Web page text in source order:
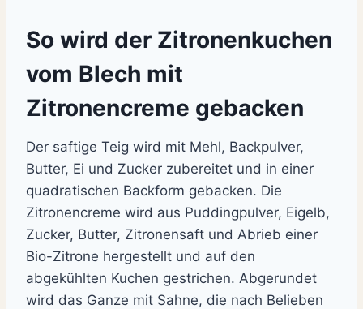
So wird der Zitronenkuchen
vom Blech mit
Zitronencreme gebacken
Der saftige Teig wird mit Mehl, Backpulver,
Butter, Ei und Zucker zubereitet und in einer
quadratischen Backform gebacken. Die
Zitronencreme wird aus Puddingpulver, Eigelb,
Zucker, Butter, Zitronensaft und Abrieb einer
Bio-Zitrone hergestellt und auf den
abgekühlten Kuchen gestrichen. Abgerundet
wird das Ganze mit Sahne, die nach Belieben